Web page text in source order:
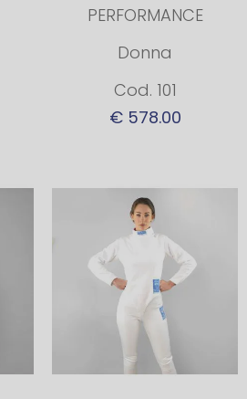
PERFORMANCE
Donna
Cod. 101
€ 578.00